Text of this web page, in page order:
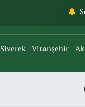
Siverek Viranşehir